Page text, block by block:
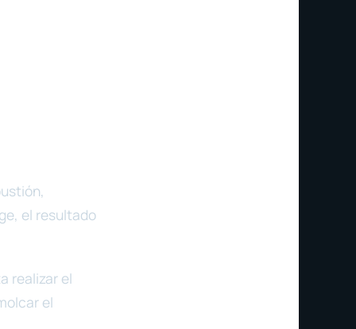
el resultado
realizar el
el